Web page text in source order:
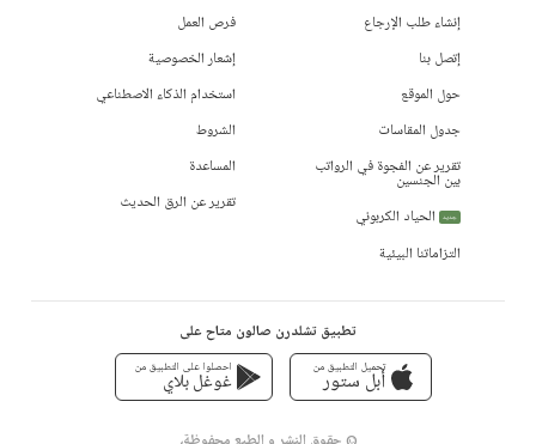
إنشاء طلب الإرجاع
إتصل بنا
حول الموقع
جدول المقاسات
تقرير عن الفجوة في الرواتب
بين الجنسين
جديد
الحياد الكربوني
التزاماتنا البيئية
فرص العمل
إشعار الخصوصية
استخدام الذكاء الاصطناعي
الشروط
المساعدة
تقرير عن الرق الحديث
تطبيق تشلدرن صالون متاح على
تحميل التطبيق من
أبل ستور
احصلوا على التطبيق من
غوغل بلاي